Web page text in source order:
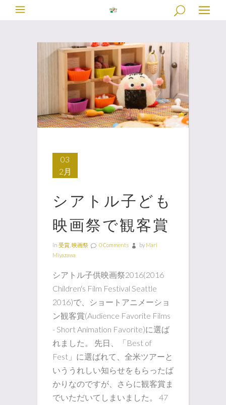
03
2月
シアトル子ども
映画祭で観客賞
in 受賞 映画祭 0 Comments by Mari
Miyazawa
シアトル子供映画祭2016(2016
Children's Film Festival Seattle
2016)で、ショートアニメーショ
ン観客賞(Audience Favorite Films
- Short Animation Favorite)に選ば
れました。 先日、「Best of
Fest」に選ばれて、全米ツアーと
いううれしい知らせをもらったば
かりなのですが、さらに観客賞ま
でいただいてしまいました。 47